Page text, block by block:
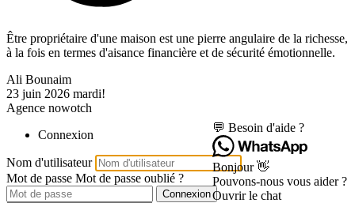
Être propriétaire d'une maison est une pierre angulaire de la richesse,
à la fois en termes d'aisance financière et de sécurité émotionnelle.
Ali Bounaim
23 juin 2026 mardi!
Agence nowotch
Connexion
Nom d'utilisateur
Mot de passe Mot de passe oublié ?
Connexion
💬 Besoin d'aide ?
Bonjour 👋
Pouvons-nous vous aider ?
Ouvrir le chat